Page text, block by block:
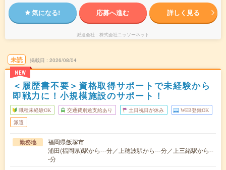
気になる! 応募へ進む 詳しく見る
派遣会社 株式会社ニッソーネット
未読
NEW
掲載日 2026/08/04
＜履歴書不要＞資格取得サポートで未経験から
即戦力に！小規模施設のサポート！
職種未経験OK 交通費別途支給あり 土日祝日が休み WEB登録OK
派遣
勤務地
福岡県飯塚市
浦田(福岡県)駅から---分／上穂波駅から---分／上三緒駅から--
-分